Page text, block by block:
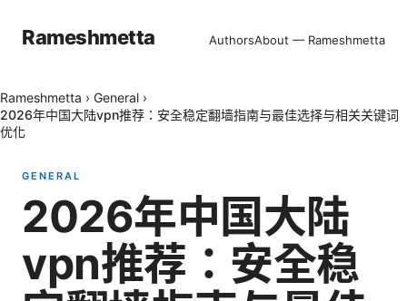
Rameshmetta AuthorsAbout — Rameshmetta
Rameshmetta › General ›
2026年中国大陆vpn推荐：安全稳定翻墙指南与最佳选择与相关关键词
优化
GENERAL
2026年中国大陆
vpn推荐：安全稳